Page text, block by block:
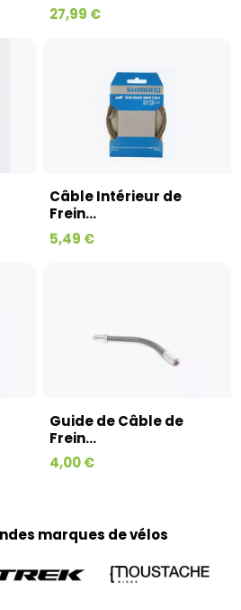
27,99 €
Câble Intérieur de
Frein...
5,49 €
Guide de Câble de
Frein...
4,00 €
marques de vélos